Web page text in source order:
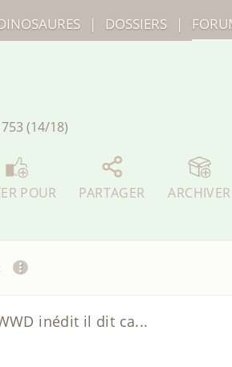
(14/18)
POUR PARTAGER ARCHIVER
inédit il dit ca...
| DOSSIERS |